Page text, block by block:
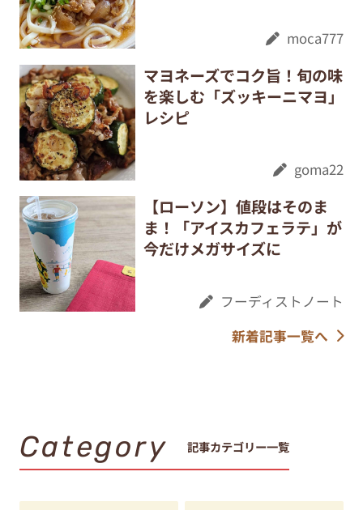
moca777
マヨネーズでコク旨！旬の味
を楽しむ「ズッキーニマヨ」
レシピ
goma22
【ローソン】値段はそのま
ま！「アイスカフェラテ」が
今だけメガサイズに
フーディストノート
新着記事一覧へ
Category 記事カテゴリー一覧